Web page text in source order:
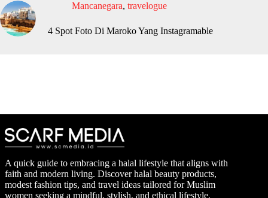
Mancanegara, travelogue
4 Spot Foto Di Maroko Yang Instagramable
A quick guide to embracing a halal lifestyle that aligns with
faith and modern living. Discover halal beauty products,
modest fashion tips, and travel ideas tailored for Muslim
women seeking a mindful, stylish, and ethical lifestyle.